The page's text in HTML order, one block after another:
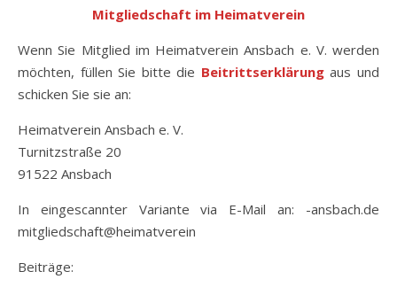
Mitgliedschaft im Heimatverein
Wenn Sie Mitglied im Heimatverein Ansbach e. V. werden
möchten, füllen Sie bitte die Beitrittserklärungaus und
schicken Sie sie an:
Heimatverein Ansbach e. V.
Turnitzstraße 20
91522 Ansbach
In eingescannter Variante via E-Mail an: ed.hcabsna-
nierevtamieh@tfahcsdeilgtim
Beiträge: